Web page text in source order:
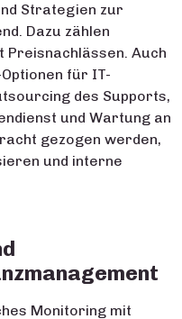
Strategien zur
Dazu zählen
Auch
für IT-
des Supports,
und Wartung an
gezogen werden,
und interne
Monitoring mit